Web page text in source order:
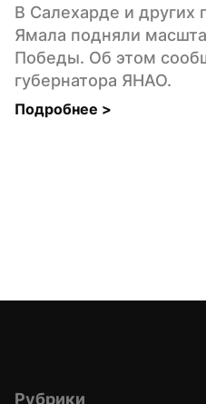
В Салехарде и других
Ямала подняли
Победы. Об этом
губернатора ЯНАО.
Подробнее >
Рубрики